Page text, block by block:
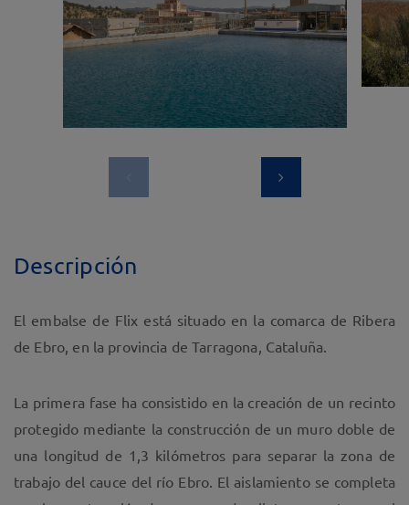
Descripción
El embalse de Flix está situado en la comarca de Ribera
de Ebro, en la provincia de Tarragona, Cataluña.
La primera fase ha consistido en la creación de un recinto
protegido mediante la construcción de un muro doble de
una longitud de 1,3 kilómetros para separar la zona de
trabajo del cauce del río Ebro. El aislamiento se completa